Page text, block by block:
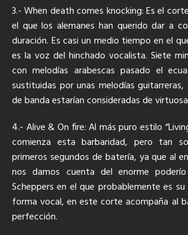
3.- When death comes knocking: Es el
el que los alemanes han querido dar a
duración. Es casi un medio tiempo en el
es la voz del hinchado vocalista. Siete
con melodías arabescas pasado el
sustituidas por unas melodías
de banda estarían consideradas de
4.- Alive & On fire: Al más puro estilo
comienza esta barbaridad, pero tan
primeros segundos de batería, ya que al
nos damos cuenta del enorme
Scheppers en el que probablemente es
forma vocal, en este corte acompaña al
perfección.